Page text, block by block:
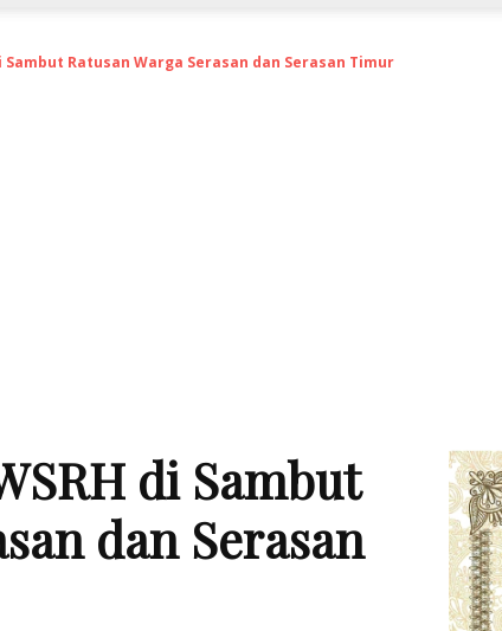
Sambut Ratusan Warga Serasan dan Serasan Timur
di Sambut
dan Serasan